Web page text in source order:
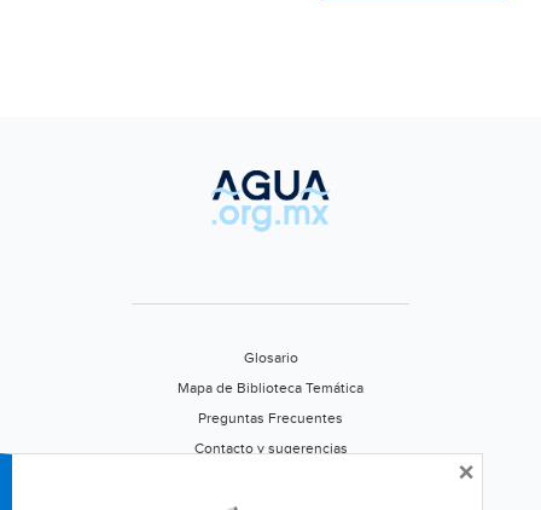
Glosario
Mapa de Biblioteca Temática
Preguntas Frecuentes
Contacto y sugerencias
×